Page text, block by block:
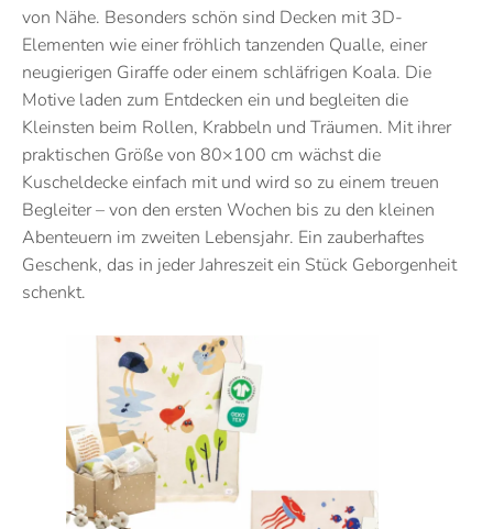
von Nähe. Besonders schön sind Decken mit 3D-
Elementen wie einer fröhlich tanzenden Qualle, einer
neugierigen Giraffe oder einem schläfrigen Koala. Die
Motive laden zum Entdecken ein und begleiten die
Kleinsten beim Rollen, Krabbeln und Träumen. Mit ihrer
praktischen Größe von 80×100 cm wächst die
Kuscheldecke einfach mit und wird so zu einem treuen
Begleiter – von den ersten Wochen bis zu den kleinen
Abenteuern im zweiten Lebensjahr. Ein zauberhaftes
Geschenk, das in jeder Jahreszeit ein Stück Geborgenheit
schenkt.